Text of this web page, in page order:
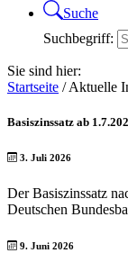
Suche
Suchbegriff:
Sie sind hier:
Startseite /Aktuelle
Basiszinssatz ab
3. Juli 2026
Der Basiszinssatz
Deutschen
9. Juni 2026